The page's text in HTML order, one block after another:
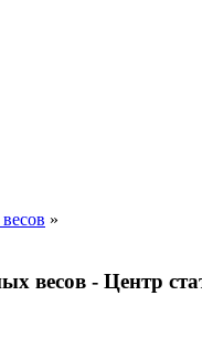
»
весов - Центр